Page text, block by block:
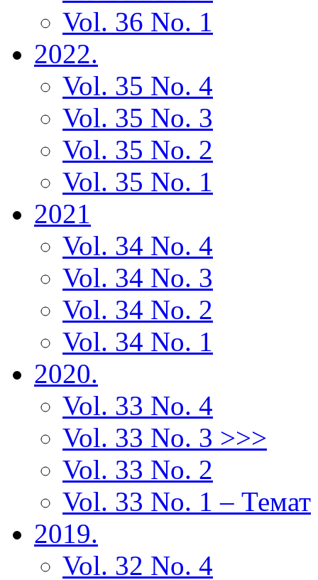
Vol. 36 No. 1
2022.
Vol. 35 No. 4
Vol. 35 No. 3
Vol. 35 No. 2
Vol. 35 No. 1
2021
Vol. 34 No. 4
Vol. 34 No. 3
Vol. 34 No. 2
Vol. 34 No. 1
2020.
Vol. 33 No. 4
Vol. 33 No. 3 >>>
Vol. 33 No. 2
Vol. 33 No. 1 – Темат
2019.
Vol. 32 No. 4